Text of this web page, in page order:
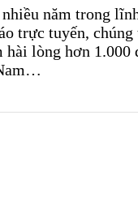
năm trong
trực tuyến,
hài lòng hơn 1.000